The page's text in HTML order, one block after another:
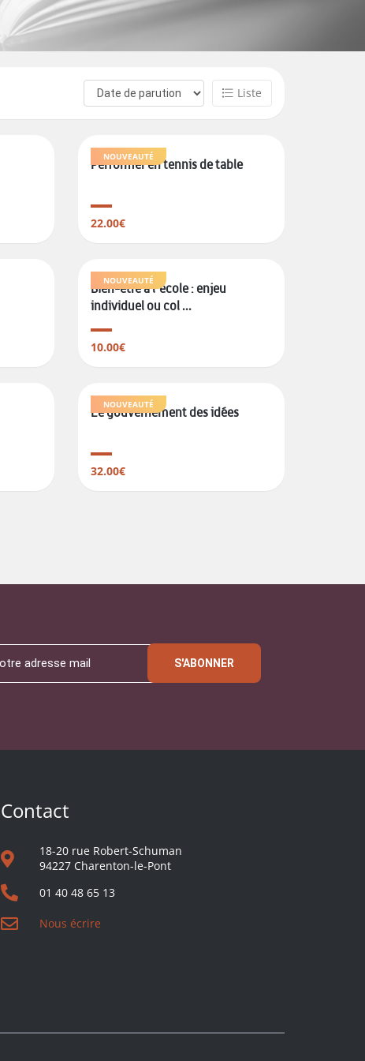
Liste
NOUVEAUTÉ
Performer en tennis de table
22.00€
NOUVEAUTÉ
Bien-être à l'école : enjeu
individuel ou col ...
10.00€
NOUVEAUTÉ
Le gouvernement des idées
32.00€
S'ABONNER
Contact
18-20 rue Robert-Schuman
94227 Charenton-le-Pont
01 40 48 65 13
Nous écrire